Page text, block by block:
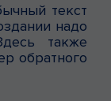
текст
надо
также
обратного